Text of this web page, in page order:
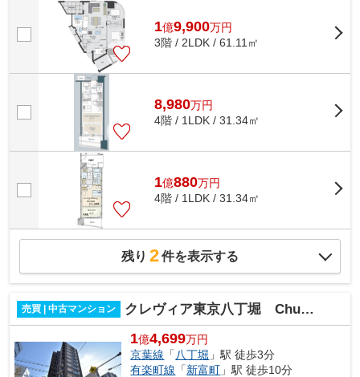
1億9,900万円
3階 / 2LDK / 61.11㎡
8,980万円
4階 / 1LDK / 31.34㎡
1億880万円
4階 / 1LDK / 31.34㎡
残り 2件を表示する
売買 | 中古マンション クレヴィア東京八丁堀 Chuo Minato
1億4,699万円
京葉線 「 八丁堀 」駅 徒歩3分
有楽町線 「新富町 」駅 徒歩10分